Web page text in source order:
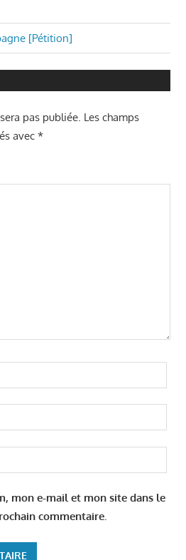
[Pétition]
pas publiée. Les champs
avec *
mon e-mail et mon site dans le
commentaire.